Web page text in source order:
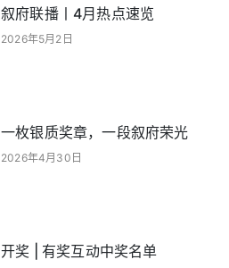
叙府联播丨4月热点速览
2026年5月2日
一枚银质奖章，一段叙府荣光
2026年4月30日
开奖 | 有奖互动中奖名单